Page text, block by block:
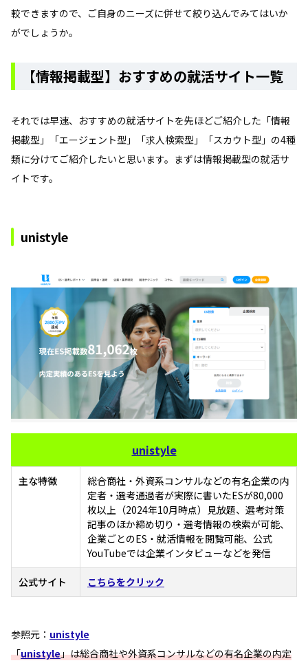
較できますので、ご自身のニーズに併せて絞り込んでみてはいか
がでしょうか。
【情報掲載型】おすすめの就活サイト一覧
それでは早速、おすすめの就活サイトを先ほどご紹介した「情報
掲載型」「エージェント型」「求人検索型」「スカウト型」の4種
類に分けてご紹介したいと思います。まずは情報掲載型の就活サ
イトです。
unistyle
unistyle
主な特徴
総合商社・外資系コンサルなどの有名企業の内
定者・選考通過者が実際に書いたESが80,000
枚以上（2024年10月時点）見放題、選考対策
記事のほか締め切り・選考情報の検索が可能、
企業ごとのES・就活情報を閲覧可能、公式
YouTubeでは企業インタビューなどを発信
公式サイト こちらをクリック
参照元： unistyle
「unistyle」は総合商社や外資系コンサルなどの有名企業の内定